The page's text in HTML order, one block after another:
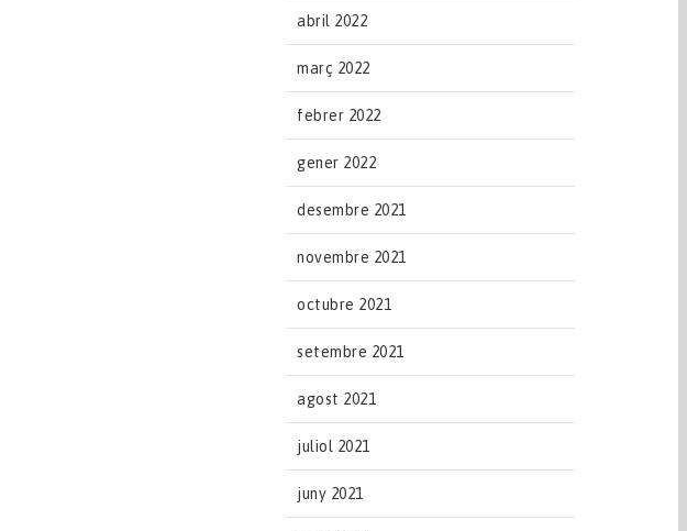
abril 2022
març 2022
febrer 2022
gener 2022
desembre 2021
novembre 2021
octubre 2021
setembre 2021
agost 2021
juliol 2021
juny 2021